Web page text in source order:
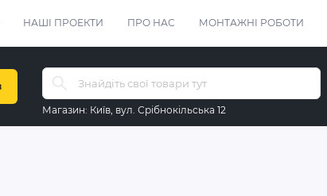
НАШІ ПРОЕКТИ ПРО НАС МОНТАЖНІ РОБОТИ
Магазин: Київ, вул. Срібнокільська 12